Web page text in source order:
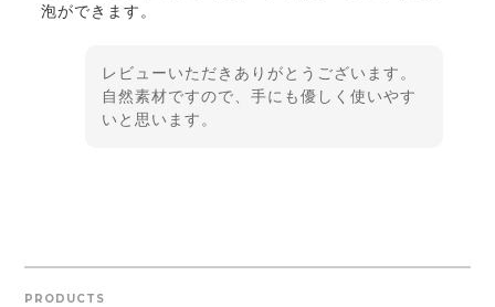
泡ができます。
レビューいただきありがとうございます。
自然素材ですので、手にも優しく使いやす
いと思います。
PRODUCTS